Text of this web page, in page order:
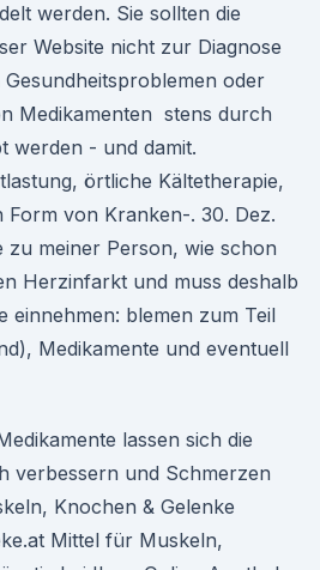
werden. Sie sollten die
Website nicht zur Diagnose
oder
Medikamenten stens durch
werden - und damit.
örtliche Kältetherapie,
Form von Kranken-. 30. Dez.
zu meiner Person, wie schon
Herzinfarkt und muss deshalb
einnehmen: blemen zum Teil
Medikamente und eventuell
lassen sich die
verbessern und Schmerzen
Knochen & Gelenke
Mittel für Muskeln,